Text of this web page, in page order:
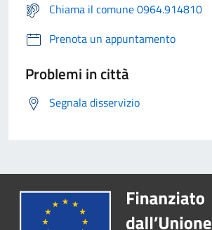
Chiama il comune 0964.914810
Prenota un appuntamento
Problemi in città
Segnala disservizio